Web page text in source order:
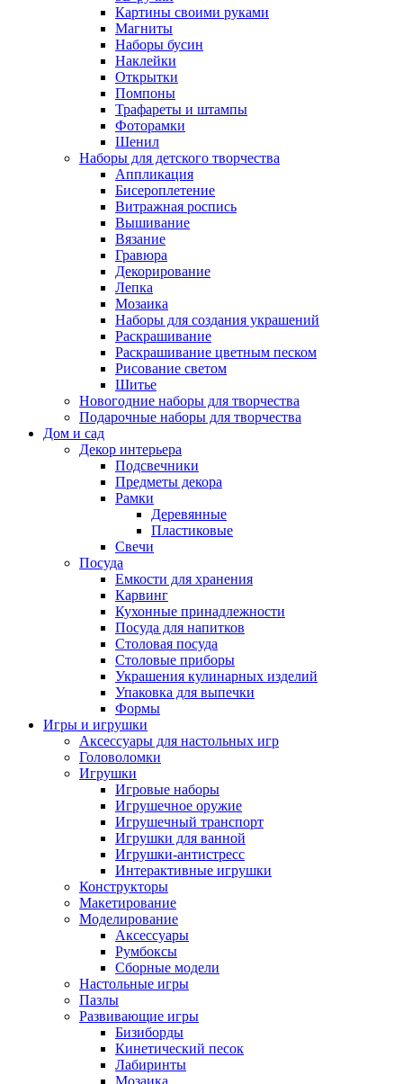
Картины своими руками
Магниты
Наборы бусин
Наклейки
Открытки
Помпоны
Трафареты и штампы
Фоторамки
Шенил
Наборы для детского творчества
Аппликация
Бисероплетение
Витражная роспись
Вышивание
Вязание
Гравюра
Декорирование
Лепка
Мозаика
Наборы для создания украшений
Раскрашивание
Раскрашивание цветным песком
Рисование светом
Шитье
Новогодние наборы для творчества
Подарочные наборы для творчества
Дом и сад
Декор интерьера
Подсвечники
Предметы декора
Рамки
Деревянные
Пластиковые
Свечи
Посуда
Емкости для хранения
Карвинг
Кухонные принадлежности
Посуда для напитков
Столовая посуда
Столовые приборы
Украшения кулинарных изделий
Упаковка для выпечки
Формы
Игры и игрушки
Аксессуары для настольных игр
Головоломки
Игрушки
Игровые наборы
Игрушечное оружие
Игрушечный транспорт
Игрушки для ванной
Игрушки-антистресс
Интерактивные игрушки
Конструкторы
Макетирование
Моделирование
Аксессуары
Румбоксы
Сборные модели
Настольные игры
Пазлы
Развивающие игры
Бизиборды
Кинетический песок
Лабиринты
Мозаика